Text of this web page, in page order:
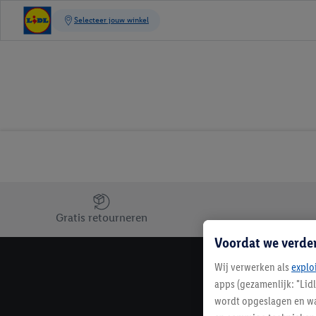
Jouw voordelen bij ons als Lidl webshop klant
Gratis retourneren
Voordat we
Wij verwerken als
apps (gezamenlijk:
wordt opgeslagen en